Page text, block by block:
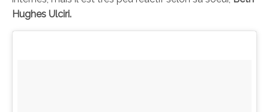
Hughes Ulciri.